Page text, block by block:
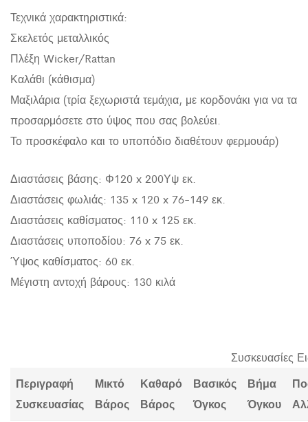
Τεχνικά χαρακτηριστικά:
Σκελετός μεταλλικός
Πλέξη Wicker/Rattan
Καλάθι (κάθισμα)
Μαξιλάρια (τρία ξεχωριστά τεμάχια, με κορδονάκι για να τα
προσαρμόσετε στο ύψος που σας βολεύει.
Το προσκέφαλο και το υποπόδιο διαθέτουν φερμουάρ)
Διαστάσεις βάσης: Φ120 x 200Υψ εκ.
Διαστάσεις φωλιάς: 135 x 120 x 76-149 εκ.
Διαστάσεις καθίσματος: 110 x 125 εκ.
Διαστάσεις υποποδίου: 76 x 75 εκ.
Ύψος καθίσματος: 60 εκ.
Μέγιστη αντοχή βάρους: 130 κιλά
Συσκευασίες
Περιγραφή
Συσκευασίας
Μικτό
Βάρος
Καθαρό
Βάρος
Βασικός
Όγκος
Βήμα
Όγκου